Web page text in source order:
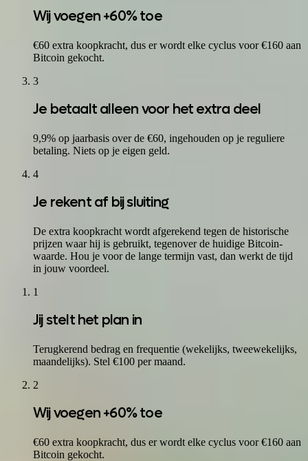
Wij voegen +60% toe
€60 extra koopkracht, dus er wordt elke cyclus voor €160 aan
Bitcoin gekocht.
3
Je betaalt alleen voor het extra deel
9,9% op jaarbasis over de €60, ingehouden op je reguliere
betaling. Niets op je eigen geld.
4
Je rekent af bij sluiting
De extra koopkracht wordt afgerekend tegen de historische
prijzen waar hij is gebruikt, tegenover de huidige Bitcoin-
waarde. Hou je voor de lange termijn vast, dan werkt de tijd
in jouw voordeel.
1
Jij stelt het plan in
Terugkerend bedrag en frequentie (wekelijks, tweewekelijks,
maandelijks). Stel €100 per maand.
2
Wij voegen +60% toe
€60 extra koopkracht, dus er wordt elke cyclus voor €160 aan
Bitcoin gekocht.